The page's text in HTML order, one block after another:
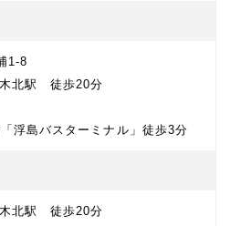
1-8
北駅 徒歩20分
浮島バスターミナル」徒歩3分
北駅 徒歩20分